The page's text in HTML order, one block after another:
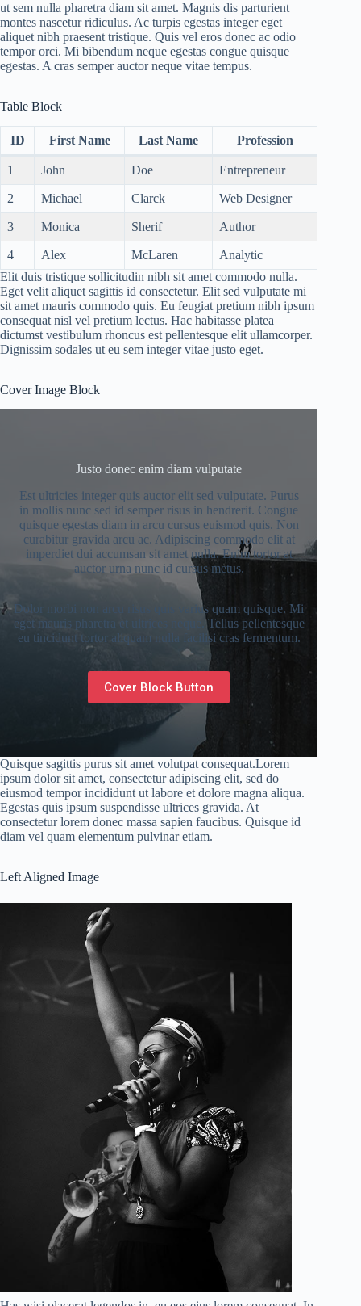
ut sem nulla pharetra diam sit amet. Magnis dis parturient
montes nascetur ridiculus. Ac turpis egestas integer eget
aliquet nibh praesent tristique. Quis vel eros donec ac odio
tempor orci. Mi bibendum neque egestas congue quisque
egestas. A cras semper auctor neque vitae tempus.
Table Block
ID First Name Last Name Profession
1 John Doe Entrepreneur
2 Michael Clarck Web Designer
3 Monica Sherif Author
4 Alex McLaren
Analytic
Elit duis tristique sollicitudin nibh sit amet commodo nulla.
Eget velit aliquet sagittis id consectetur. Elit sed vulputate mi
sit amet mauris commodo quis. Eu feugiat pretium nibh ipsum
consequat nisl vel pretium lectus. Hac habitasse platea
dictumst vestibulum rhoncus est pellentesque elit ullamcorper.
Dignissim sodales ut eu sem integer vitae justo eget.
Cover Image Block
Justo donec enim diam vulputate
Est ultricies integer quis auctor elit sed vulputate. Purus
in mollis nunc sed id semper risus in hendrerit. Congue
quisque egestas diam in arcu cursus euismod quis. Non
curabitur gravida arcu ac. Adipiscing commodo elit at
imperdiet dui accumsan sit amet nulla. Enim tortor at
auctor urna nunc id cursus metus.
Dolor morbi non arcu risus quis varius quam quisque. Mi
eget mauris pharetra et ultrices neque. Tellus pellentesque
eu tincidunt tortor aliquam nulla facilisi cras fermentum.
Cover Block Button
Quisque sagittis purus sit amet volutpat consequat.Lorem
ipsum dolor sit amet, consectetur adipiscing elit, sed do
eiusmod tempor incididunt ut labore et dolore magna aliqua.
Egestas quis ipsum suspendisse ultrices gravida. At
consectetur lorem donec massa sapien faucibus. Quisque id
diam vel quam elementum pulvinar etiam.
Left Aligned Image